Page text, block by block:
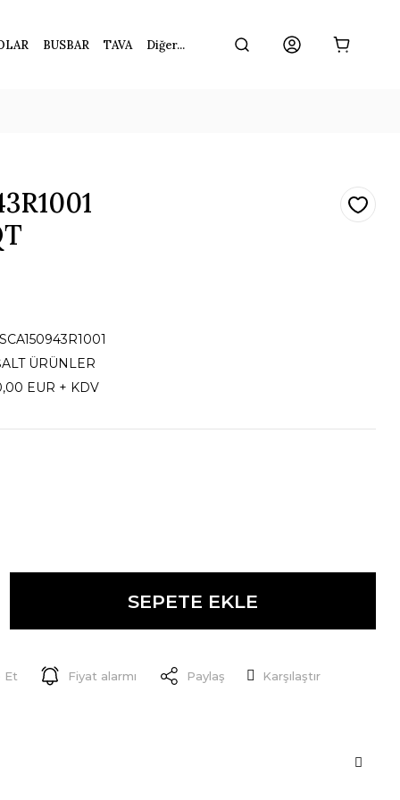
BUSBAR TAVA Diğer...
ÜRÜNLER
EUR + KDV
SEPETE EKLE
Et Fiyat alarmı Paylaş Karşılaştır